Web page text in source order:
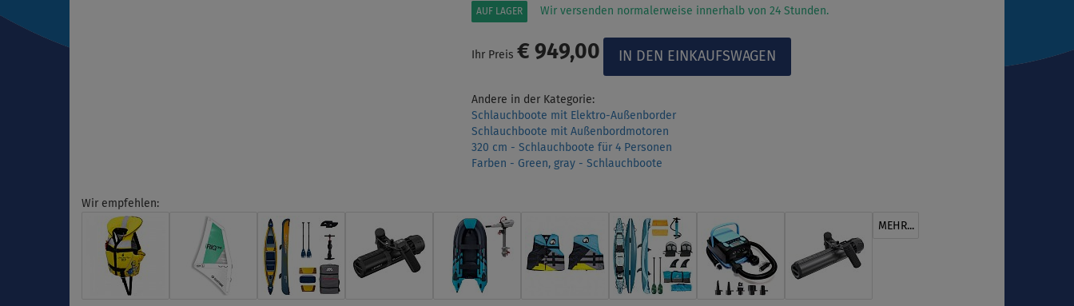
AUF LAGER Wir versenden normalerweise innerhalb von 24 Stunden.
Ihr Preis € 949,00
Andere in der Kategorie:
Schlauchboote mit Elektro-Außenborder
Schlauchboote mit Außenbordmotoren
320 cm - Schlauchboote für 4 Personen
Farben - Green, gray - Schlauchboote
Wir empfehlen:
MEHR...